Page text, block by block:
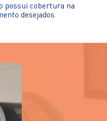
possui cobertura na
desejados.